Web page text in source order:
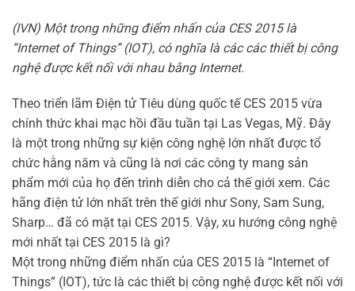
(IVN) Một trong những điểm nhấn của CES 2015 là
“Internet of Things” (IOT), có nghĩa là các các thiết bị công
nghệ được kết nối với nhau bằng Internet.
Theo triển lãm Điện tử Tiêu dùng quốc tế CES 2015 vừa
chính thức khai mạc hồi đầu tuần tại Las Vegas, Mỹ. Đây
là một trong những sự kiện công nghệ lớn nhất được tổ
chức hằng năm và cũng là nơi các công ty mang sản
phẩm mới của họ đến trình diễn cho cả thế giới xem. Các
hãng điện tử lớn nhất trên thế giới như Sony, Sam Sung,
Sharp… đã có mặt tại CES 2015. Vậy, xu hướng công nghệ
mới nhất tại CES 2015 là gì?
Một trong những điểm nhấn của CES 2015 là “Internet of
Things” (IOT), tức là các thiết bị công nghệ được kết nối với